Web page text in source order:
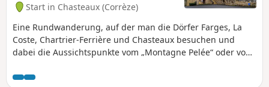
Start in Chasteaux (Corrèze)
Eine Rundwanderung, auf der man die Dörfer Farges, La
Coste, Chartrier-Ferrière und Chasteaux besuchen und
dabei die Aussichtspunkte vom „Montagne Pelée“ oder vom